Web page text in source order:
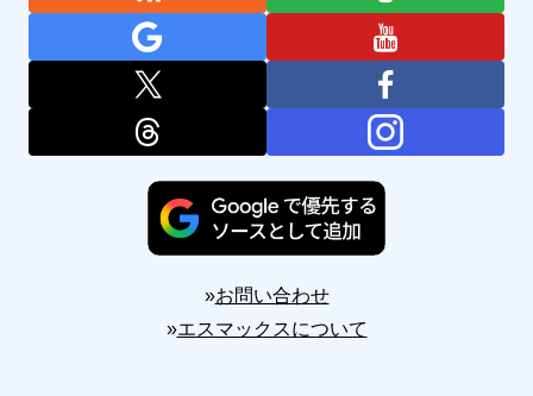
»お問い合わせ
»エスマックスについて